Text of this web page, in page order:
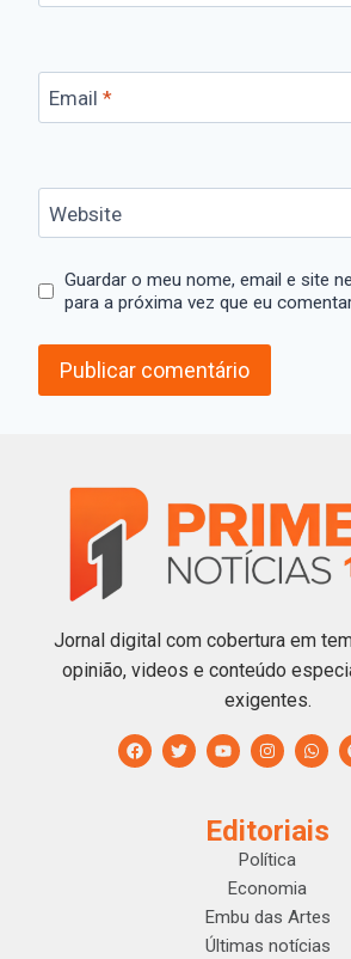
Email *
Website
Guardar o meu nome, email e site
para a próxima vez que eu
Jornal digital com cobertura em
opinião, videos e conteúdo
exigentes.
Editoriais
Política
Economia
Embu das Artes
Últimas notícias